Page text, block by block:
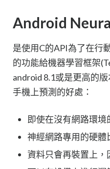
Android
是使用C的API為了在行
的功能給機器學習框架
android 8.1或是更高的
手機上預測的好處：
即使在沒有網路環
神經網路專用的硬體
資料只會再裝置上，